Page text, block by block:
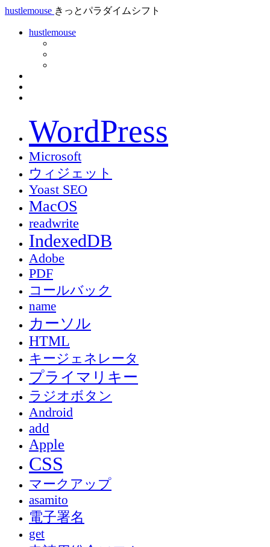
hustlemouse きっとパラダイムシフト
hustlemouse
WordPress
Microsoft
ウィジェット
Yoast SEO
MacOS
readwrite
IndexedDB
Adobe
PDF
コールバック
name
カーソル
HTML
キージェネレータ
プライマリキー
ラジオボタン
Android
add
Apple
CSS
マークアップ
asamito
電子署名
get